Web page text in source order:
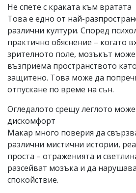
Не спете с краката към вратата
Това е едно от най-
различни култури. Според
практично обяснение – когато
зрителното поле, мозъкът
възприема пространството
защитено. Това може да
отпускане по време на сън.
Огледалото срещу леглото
дискомфорт
Макар много поверия да
различни мистични истории,
проста – отраженията и
разсейват мозъка и да
спокойствие.